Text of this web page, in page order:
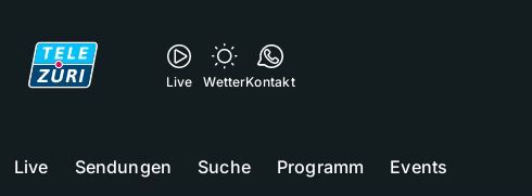
Live WetterKontakt
Live Sendungen Suche Programm Events